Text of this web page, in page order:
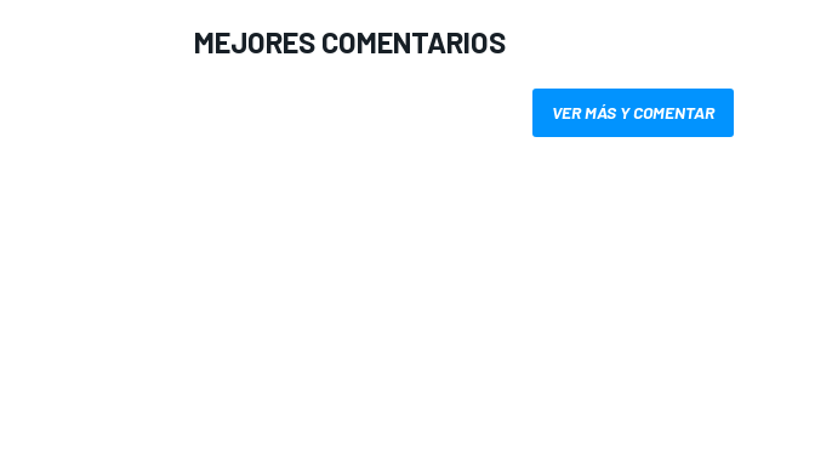
MEJORES COMENTARIOS
VER MÁS Y COMENTAR